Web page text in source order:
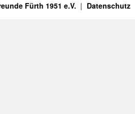
Fürth 1951 e.V. Datenschutz